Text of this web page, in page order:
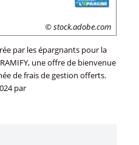
© stock.adobe.com
par les épargnants pour la
une offre de bienvenue
de frais de gestion offerts.
par